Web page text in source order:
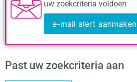
uw zoekcriteria voldoen
e-mail alert aanmaken
Past uw zoekcriteria aan